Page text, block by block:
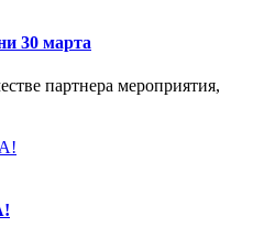
30 марта
партнера мероприятия,